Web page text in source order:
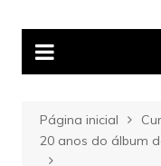
Página inicial
20 anos do álbum